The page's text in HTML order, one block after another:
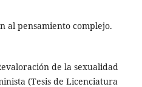
al pensamiento complejo.
de la sexualidad
(Tesis de Licenciatura